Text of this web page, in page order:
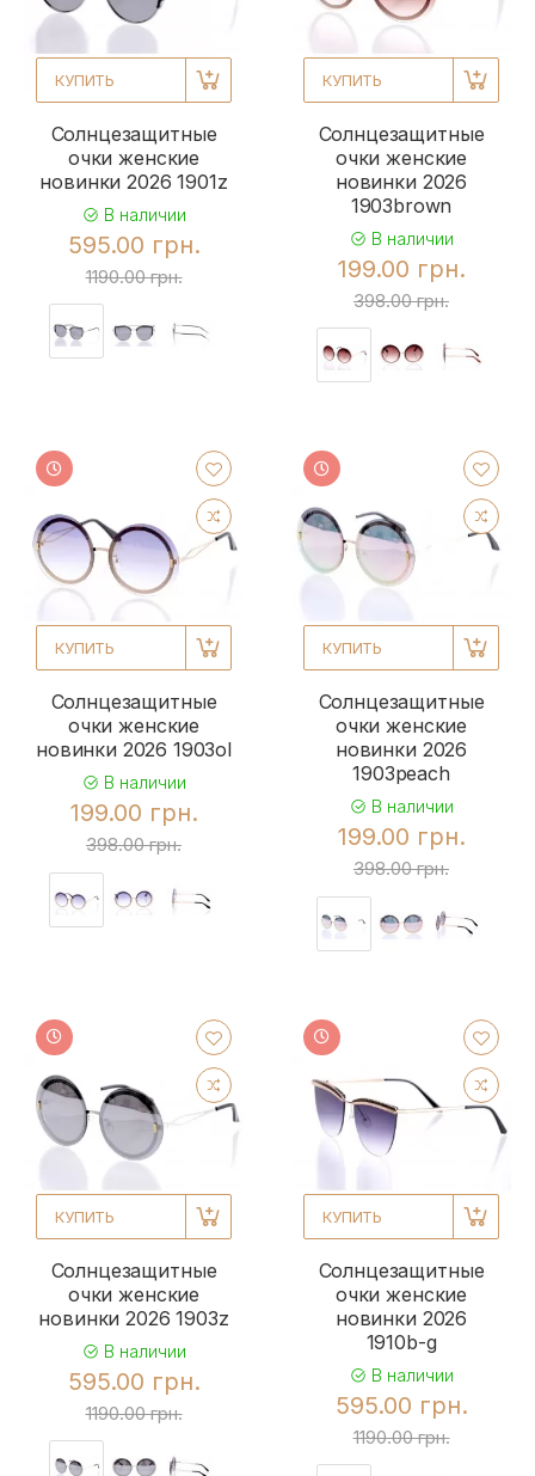
КУПИТЬ
Солнцезащитные
очки женские
новинки 2026 1901z
В наличии
595.00 грн.
1190.00 грн.
КУПИТЬ
Солнцезащитные
очки женские
новинки 2026
1903brown
В наличии
199.00 грн.
398.00 грн.
КУПИТЬ
Солнцезащитные
очки женские
новинки 2026 1903ol
В наличии
199.00 грн.
398.00 грн.
КУПИТЬ
Солнцезащитные
очки женские
новинки 2026
1903peach
В наличии
199.00 грн.
398.00 грн.
КУПИТЬ
Солнцезащитные
очки женские
новинки 2026 1903z
В наличии
595.00 грн.
1190.00 грн.
КУПИТЬ
Солнцезащитные
очки женские
новинки 2026
1910b-g
В наличии
595.00 грн.
1190.00 грн.